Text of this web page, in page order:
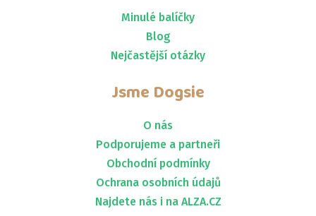
Minulé balíčky
Blog
Nejčastější otázky
Jsme Dogsie
O nás
Podporujeme a partneři
Obchodní podmínky
Ochrana osobních údajů
Najdete nás i na ALZA.CZ